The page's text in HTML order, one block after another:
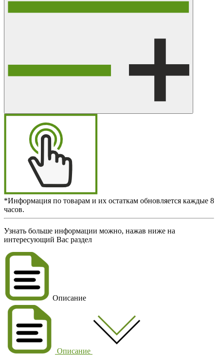
*Информация по товарам и их остаткам обновляется каждые 8
часов.
Узнать больше информации можно, нажав ниже на
интересующий Вас раздел
Описание
Описание